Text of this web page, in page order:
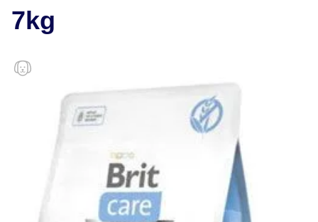
Kočky
Veterinární diety
Dárkové poukazy
(Po–Pá, 9–19h; So–Ne, 9–14h)
info@veterix.cz
7kg